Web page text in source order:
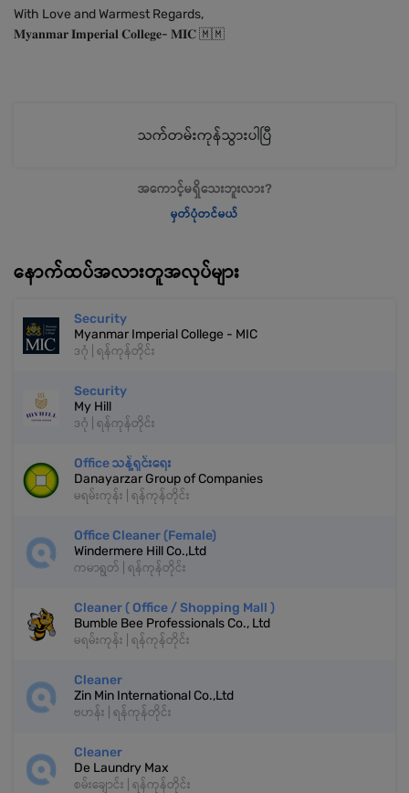
With Love and Warmest Regards,
𝐌𝐲𝐚𝐧𝐦𝐚𝐫 𝐈𝐦𝐩𝐞𝐫𝐢𝐚𝐥 𝐂𝐨𝐥𝐥𝐞𝐠𝐞- 𝐌𝐈𝐂 🇲🇲
သက်တမ်းကုန်သွားပါပြီ
အကောင့်မရှိသေးဘူးလား?
မှတ်ပုံတင်မယ်
နောက်ထပ်အလားတူအလုပ်များ
Security
Myanmar Imperial College - MIC
ဒဂုံ | ရန်ကုန်တိုင်း
Security
My Hill
ဒဂုံ | ရန်ကုန်တိုင်း
Office သန့်ရှင်းရေး
Danayarzar Group of Companies
မရမ်းကုန်း | ရန်ကုန်တိုင်း
Office Cleaner (Female)
Windermere Hill Co.,Ltd
ကမာရွတ် | ရန်ကုန်တိုင်း
Cleaner ( Office / Shopping Mall )
Bumble Bee Professionals Co., Ltd
မရမ်းကုန်း | ရန်ကုန်တိုင်း
Cleaner
Zin Min International Co.,Ltd
ဗဟန်း | ရန်ကုန်တိုင်း
Cleaner
De Laundry Max
စမ်းချောင်း | ရန်ကုန်တိုင်း